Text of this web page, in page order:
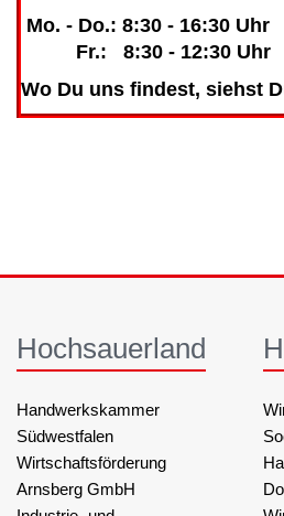
Mo. - Do.: 8:30 - 16:30 Uhr
Fr.: 8:30 - 12:30 Uhr
Wo Du uns findest, siehst
Hochsauerland
Handwerkskammer
Südwestfalen
Wirtschaftsförderung
Arnsberg GmbH